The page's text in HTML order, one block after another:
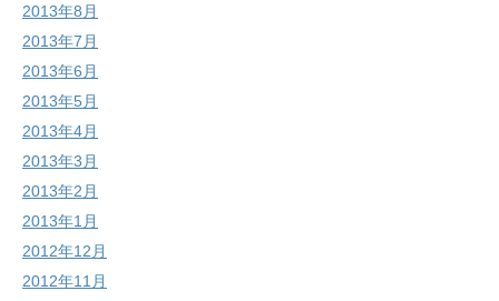
2013年8月
2013年7月
2013年6月
2013年5月
2013年4月
2013年3月
2013年2月
2013年1月
2012年12月
2012年11月